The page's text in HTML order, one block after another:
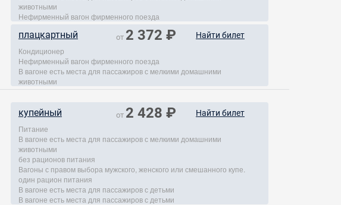
животными
Нефирменный вагон фирменного поезда
плацкартный от 2 372 ₽ Найти билет
Кондиционер
Нефирменный вагон фирменного поезда
В вагоне есть места для пассажиров с мелкими домашними
животными
купейный от 2 428 ₽ Найти билет
Питание
В вагоне есть места для пассажиров с мелкими домашними
животными
без рационов питания
Вагоны с правом выбора мужского, женского или смешанного купе.
один рацион питания
В вагоне есть места для пассажиров с детьми
В вагоне есть места для пассажиров с детьми